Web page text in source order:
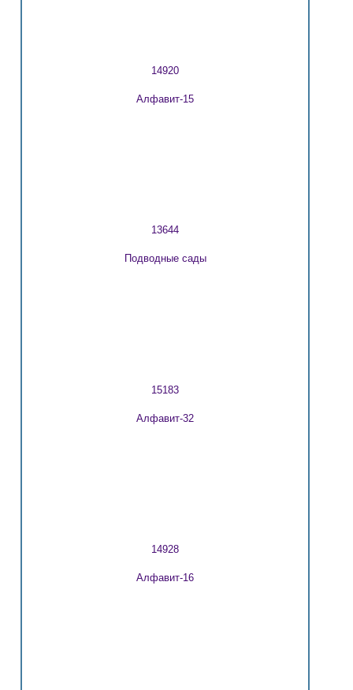
14920
Алфавит-15
13644
Подводные сады
15183
Алфавит-32
14928
Алфавит-16